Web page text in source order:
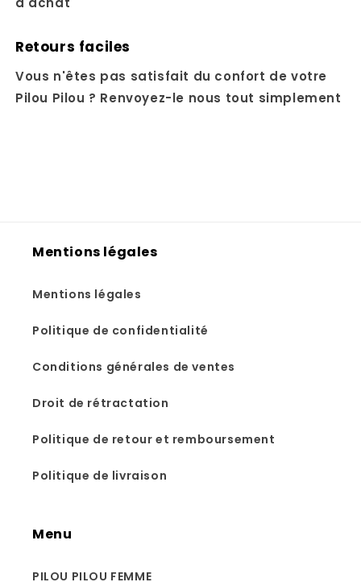
Retours faciles
Vous n'êtes pas satisfait du confort de votre
Pilou Pilou ? Renvoyez-le nous tout simplement
Mentions légales
Mentions légales
Politique de confidentialité
Conditions générales de ventes
Droit de rétractation
Politique de retour et remboursement
Politique de livraison
Menu
PILOU PILOU FEMME